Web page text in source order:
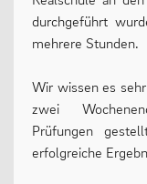
Erprobungsstufe
Mittelstufe
Oberstufe
Wettbewerbe
Forschung
durchgeführt
mehrere Stunden.
Wir wissen es
zwei
Prüfungen
erfolgreiche